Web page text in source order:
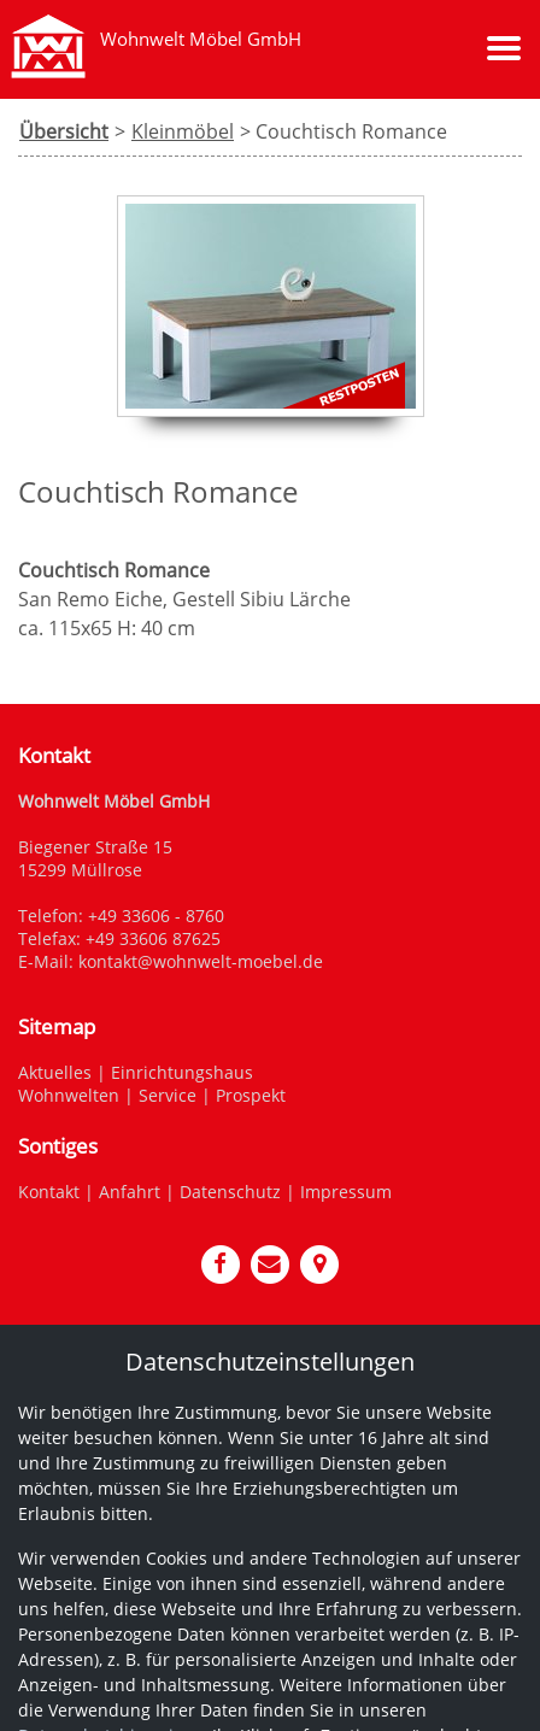
Wohnwelt Möbel GmbH
Übersicht > Kleinmöbel > Couchtisch Romance
Couchtisch Romance
Couchtisch Romance
San Remo Eiche, Gestell Sibiu Lärche
ca. 115x65 H: 40 cm
Kontakt
Wohnwelt Möbel GmbH
Biegener Straße 15
15299 Müllrose
Telefon: +49 33606 - 8760
Telefax: +49 33606 87625
E-Mail: kontakt@wohnwelt-moebel.de
Sitemap
Aktuelles | Einrichtungshaus
Wohnwelten | Service | Prospekt
Sontiges
Kontakt | Anfahrt | Datenschutz | Impressum
Datenschutzeinstellungen
Wir benötigen Ihre Zustimmung, bevor Sie unsere Website
weiter besuchen können. Wenn Sie unter 16 Jahre alt sind
und Ihre Zustimmung zu freiwilligen Diensten geben
möchten, müssen Sie Ihre Erziehungsberechtigten um
Erlaubnis bitten.
Wir verwenden Cookies und andere Technologien auf unserer
Webseite. Einige von ihnen sind essenziell, während andere
uns helfen, diese Webseite und Ihre Erfahrung zu verbessern.
Personenbezogene Daten können verarbeitet werden (z. B. IP-
Adressen), z. B. für personalisierte Anzeigen und Inhalte oder
Anzeigen- und Inhaltsmessung. Weitere Informationen über
die Verwendung Ihrer Daten finden Sie in unseren